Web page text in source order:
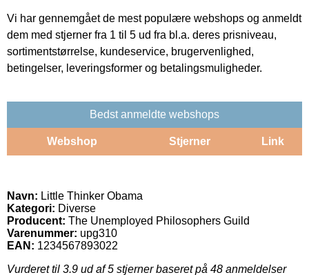
Vi har gennemgået de mest populære webshops og anmeldt
dem med stjerner fra 1 til 5 ud fra bl.a. deres prisniveau,
sortimentstørrelse, kundeservice, brugervenlighed,
betingelser, leveringsformer og betalingsmuligheder.
Bedst anmeldte webshops
Webshop Stjerner Link
Navn: Little Thinker Obama
Kategori: Diverse
Producent: The Unemployed Philosophers Guild
Varenummer: upg310
EAN: 1234567893022
Vurderet til 3.9 ud af 5 stjerner baseret på 48 anmeldelser